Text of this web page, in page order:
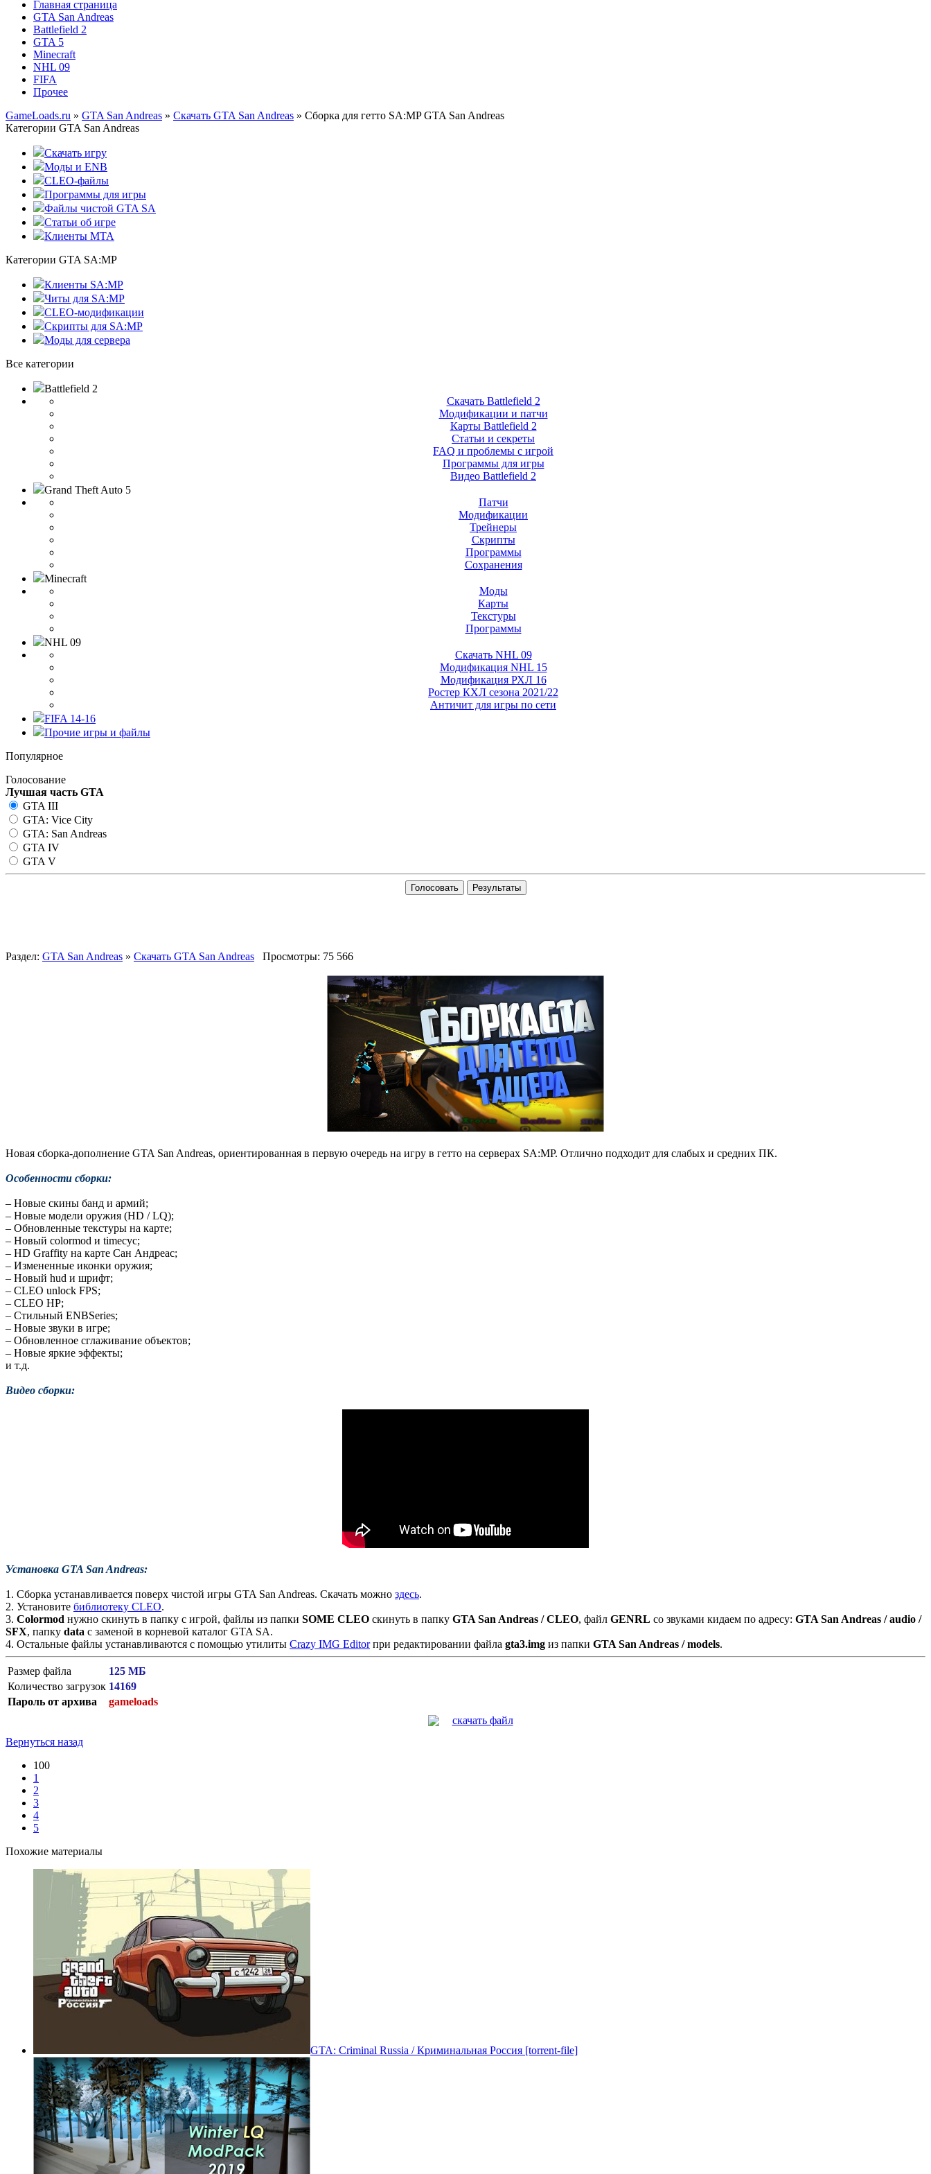
Главная страница
GTA San Andreas
Battlefield 2
GTA 5
Minecraft
NHL 09
FIFA
Прочее
GameLoads.ru » GTA San Andreas » Скачать GTA San Andreas » Сборка для гетто SA:MP GTA San Andreas
Категории GTA San Andreas
Скачать игру
Моды и ENB
CLEO-файлы
Программы для игры
Файлы чистой GTA SA
Статьи об игре
Клиенты MTA
Категории GTA SA:MP
Клиенты SA:MP
Читы для SA:MP
CLEO-модификации
Скрипты для SA:MP
Моды для сервера
Все категории
Battlefield 2
Скачать Battlefield 2
Модификации и патчи
Карты Battlefield 2
Статьи и секреты
FAQ и проблемы с игрой
Программы для игры
Видео Battlefield 2
Grand Theft Auto 5
Патчи
Модификации
Трейнеры
Скрипты
Программы
Сохранения
Minecraft
Моды
Карты
Текстуры
Программы
NHL 09
Скачать NHL 09
Модификация NHL 15
Модификация РХЛ 16
Ростер КХЛ сезона 2021/22
Античит для игры по сети
FIFA 14-16
Прочие игры и файлы
Популярное
Голосование
Лучшая часть GTA
GTA III
GTA: Vice City
GTA: San Andreas
GTA IV
GTA V
Голосовать Результаты
Раздел: GTA San Andreas » Скачать GTA San Andreas Просмотры: 75 566
Новая сборка-дополнение GTA San Andreas, ориентированная в первую очередь на игру в гетто на серверах SA:MP. Отлично подходит для слабых и средних ПК.
Особенности сборки:
– Новые скины банд и армий;
– Новые модели оружия (HD / LQ);
– Обновленные текстуры на карте;
– Новый colormod и timecyc;
– HD Graffity на карте Сан Андреас;
– Измененные иконки оружия;
– Новый hud и шрифт;
– CLEO unlock FPS;
– CLEO HP;
– Стильный ENBSeries;
– Новые звуки в игре;
– Обновленное сглаживание объектов;
– Новые яркие эффекты;
и т.д.
Видео сборки:
Установка GTA San Andreas:
1. Сборка устанавливается поверх чистой игры GTA San Andreas. Скачать можно здесь.
2. Установите библиотеку CLEO.
3. Colormod нужно скинуть в папку с игрой, файлы из папки SOME CLEO скинуть в папку GTA San Andreas / CLEO, файл GENRL со звуками кидаем по адресу: GTA San Andreas / audio /
SFX, папку data с заменой в корневой каталог GTA SA.
4. Остальные файлы устанавливаются с помощью утилиты Crazy IMG Editorпри редактировании файла gta3.img из папки GTA San Andreas / models.
Размер файла
125 МБ
Количество загрузок 14169
Пароль от архива
gameloads
скачать файл
Вернуться назад
100
1
2
3
4
5
Похожие материалы
GTA: Criminal Russia / Криминальная Россия [torrent-file]